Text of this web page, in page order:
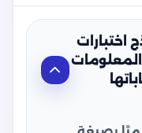
المعلومات